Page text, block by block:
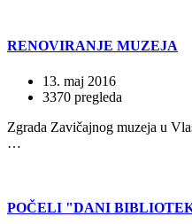
RENOVIRANJE MUZEJA
13. maj 2016
3370 pregleda
Zgrada Zavičajnog muzeja u
…
POČELI "DANI